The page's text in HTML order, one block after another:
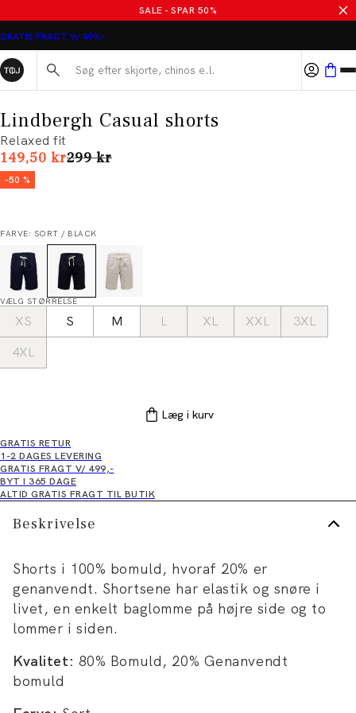
SALE - SPAR 50%
GRATIS FRAGT V/ 499,-
Søg her...
Lindbergh Casual shorts
Relaxed fit
149,50 krI alt (uden rabat)
299 kr
-50 %
FARVE: SORT / BLACK
VÆLG STØRRELSE
XS S M L XL XXL
3XL
4XL
Læg i kurv
GRATIS RETUR
1-2 DAGES LEVERING
GRATIS FRAGT V/ 499,-
BYT I 365 DAGE
ALTID GRATIS FRAGT TIL BUTIK
Beskrivelse
Shorts i 100% bomuld, hvoraf 20% er
genanvendt. Shortsene har elastik og snøre i
livet, en enkelt baglomme på højre side og to
lommer i siden.
Kvalitet: 80% Bomuld, 20% Genanvendt
bomuld